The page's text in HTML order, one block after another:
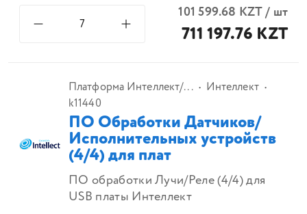
101 599.68 KZT/ шт
711 197.76 KZT
Платформа Интеллект/...
Интеллект
k11440
ПО Обработки Датчиков/
Исполнительных устройств
(4/4) для плат
ПО обработки Лучи/Реле (4/4) для
USB платы Интеллект